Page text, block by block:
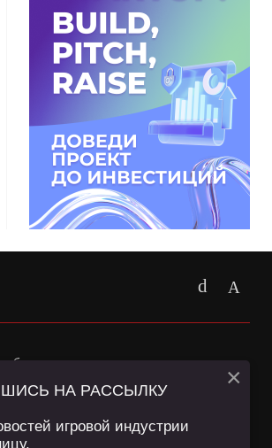
обязательна.
сайта и сервис «Яндекс
и
НА РАССЫЛКУ
игровой индустрии
×